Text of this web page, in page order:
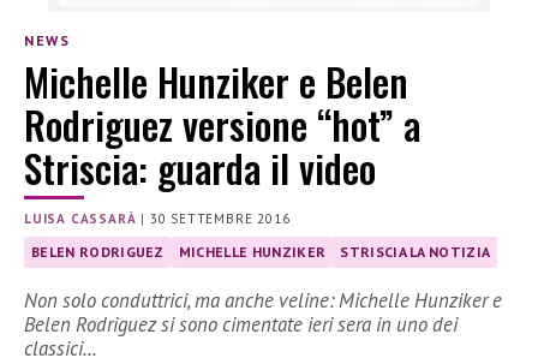
NEWS
Michelle Hunziker e Belen
Rodriguez versione “hot” a
Striscia: guarda il video
LUISA CASSARÀ | 30 SETTEMBRE 2016
BELEN RODRIGUEZ MICHELLE HUNZIKER STRISCIA LA NOTIZIA
Non solo conduttrici, ma anche veline: Michelle Hunziker e
Belen Rodriguez si sono cimentate ieri sera in uno dei
classici…